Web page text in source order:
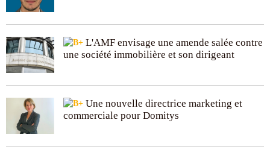
L'AMF envisage une amende salée contre
une société immobilière et son dirigeant
Une nouvelle directrice marketing et
commerciale pour Domitys